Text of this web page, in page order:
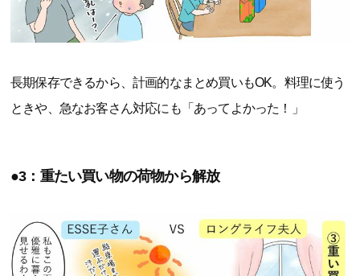
長期保存できるから、計画的なまとめ買いもOK。料理に使う
ときや、急なお客さん対応にも「あってよかった！」
●3：重たい買い物の荷物から解放